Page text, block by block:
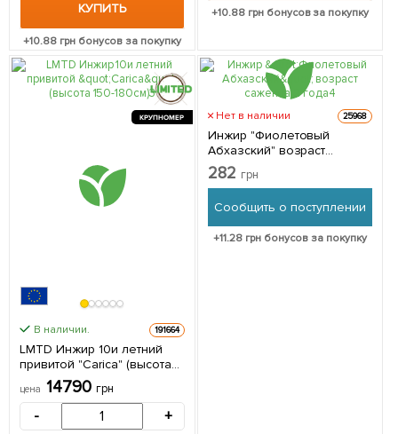
КУПИТЬ
+10.88грн бонусов за покупку
+10.88грн бонусов за покупку
КРУПНОМЕР
В наличии. 191664
LMTD Инжир 10и летний
привитой "Carica" (высота
150-180см) из Нидерландов
1 саженец в упаковке
цена 14790 грн
- +
Нет в наличии 25968
Инжир "Фиолетовый
Абхазский" возраст
саженца 2 года 1 саженец
в упаковке
282 грн
Сообщить о поступлении
+11.28 грн бонусов за покупку